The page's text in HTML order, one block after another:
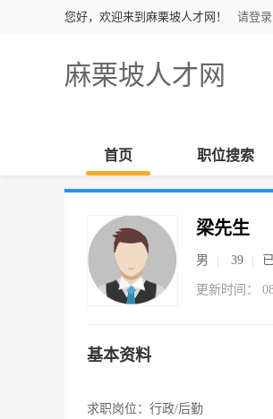
您好，欢迎来到麻栗坡人才网！ 请登录
麻栗坡人才网
首页 职位搜索
梁先生
男 39
更新时间：
基本资料
求职岗位： 行政/后勤